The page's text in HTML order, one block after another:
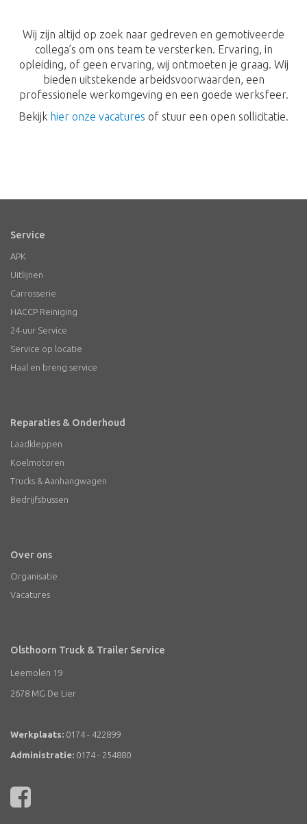
Wij zijn altijd op zoek naar gedreven en gemotiveerde
collega’s om ons team te versterken. Ervaring, in
opleiding, of geen ervaring, wij ontmoeten je graag. Wij
bieden uitstekende arbeidsvoorwaarden, een
professionele werkomgeving en een goede werksfeer.
Bekijk hier onze vacatures of stuur een open sollicitatie.
Service
APK
Uitlijnen
Carrosserie
HACCP Reiniging
24-uur Service
Service op locatie
Haal en breng service
Reparaties & Onderhoud
Laadkleppen
Koelmotoren
Trucks & Aanhangwagen
Bedrijfsbussen
Over ons
Organisatie
Vacatures
Olsthoorn Truck & Trailer Service
Leemolen 19
2678 MG De Lier
Werkplaats: 0174 - 422899
Administratie: 0174 - 254880